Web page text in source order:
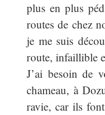
plus en plus
routes de chez
je me suis
route, infaillible
J’ai besoin de
chameau, à
ravie, car ils